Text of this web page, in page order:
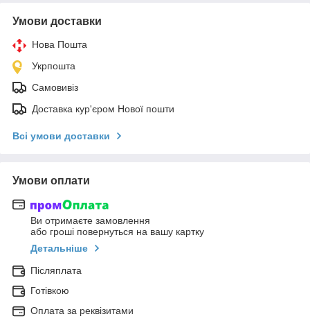
Умови доставки
Нова Пошта
Укрпошта
Самовивіз
Доставка кур'єром Нової пошти
Всі умови доставки
Умови оплати
Ви отримаєте замовлення
або гроші повернуться на вашу картку
Детальніше
Післяплата
Готівкою
Оплата за реквізитами